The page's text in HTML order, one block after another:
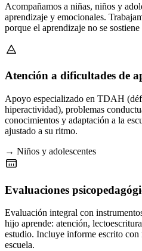
Acompañamos a niñas, niños y
aprendizaje y emocionales.
porque el aprendizaje no se
Atención a dificultades de
Apoyo especializado en TDAH
hiperactividad), problemas
conocimientos y adaptación a la
ajustado a su ritmo.
→ Niños y adolescentes
Evaluaciones
Evaluación integral con
hijo aprende: atención,
estudio. Incluye informe escrito con
escuela.